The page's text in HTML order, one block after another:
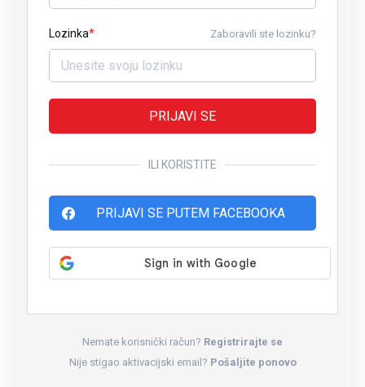
Lozinka Zaboravili ste lozinku?
PRIJAVI SE
ILI KORISTITE
PRIJAVI SE PUTEM FACEBOOKA
Nemate korisnički račun? Registrirajte se
Nije stigao aktivacijski email? Pošaljite ponovo